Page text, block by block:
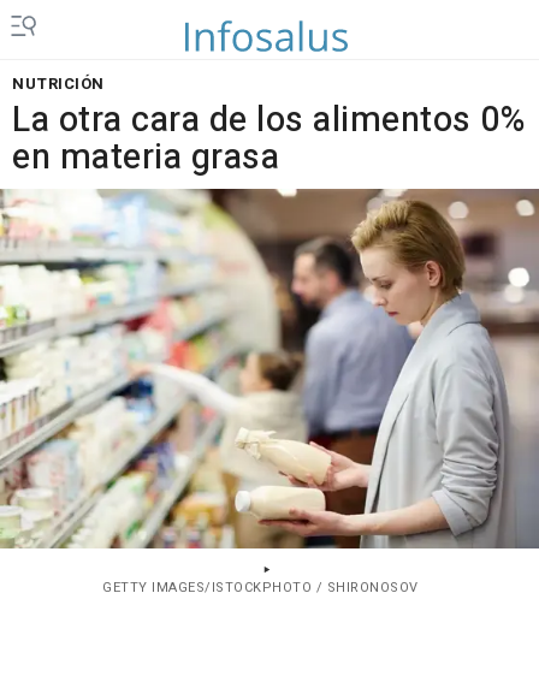
NUTRICIÓN
La otra cara de los alimentos 0%
en materia grasa
GETTY IMAGES/ISTOCKPHOTO / SHIRONOSOV